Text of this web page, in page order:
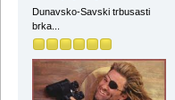
Dunavsko-Savski trbusasti
brka...